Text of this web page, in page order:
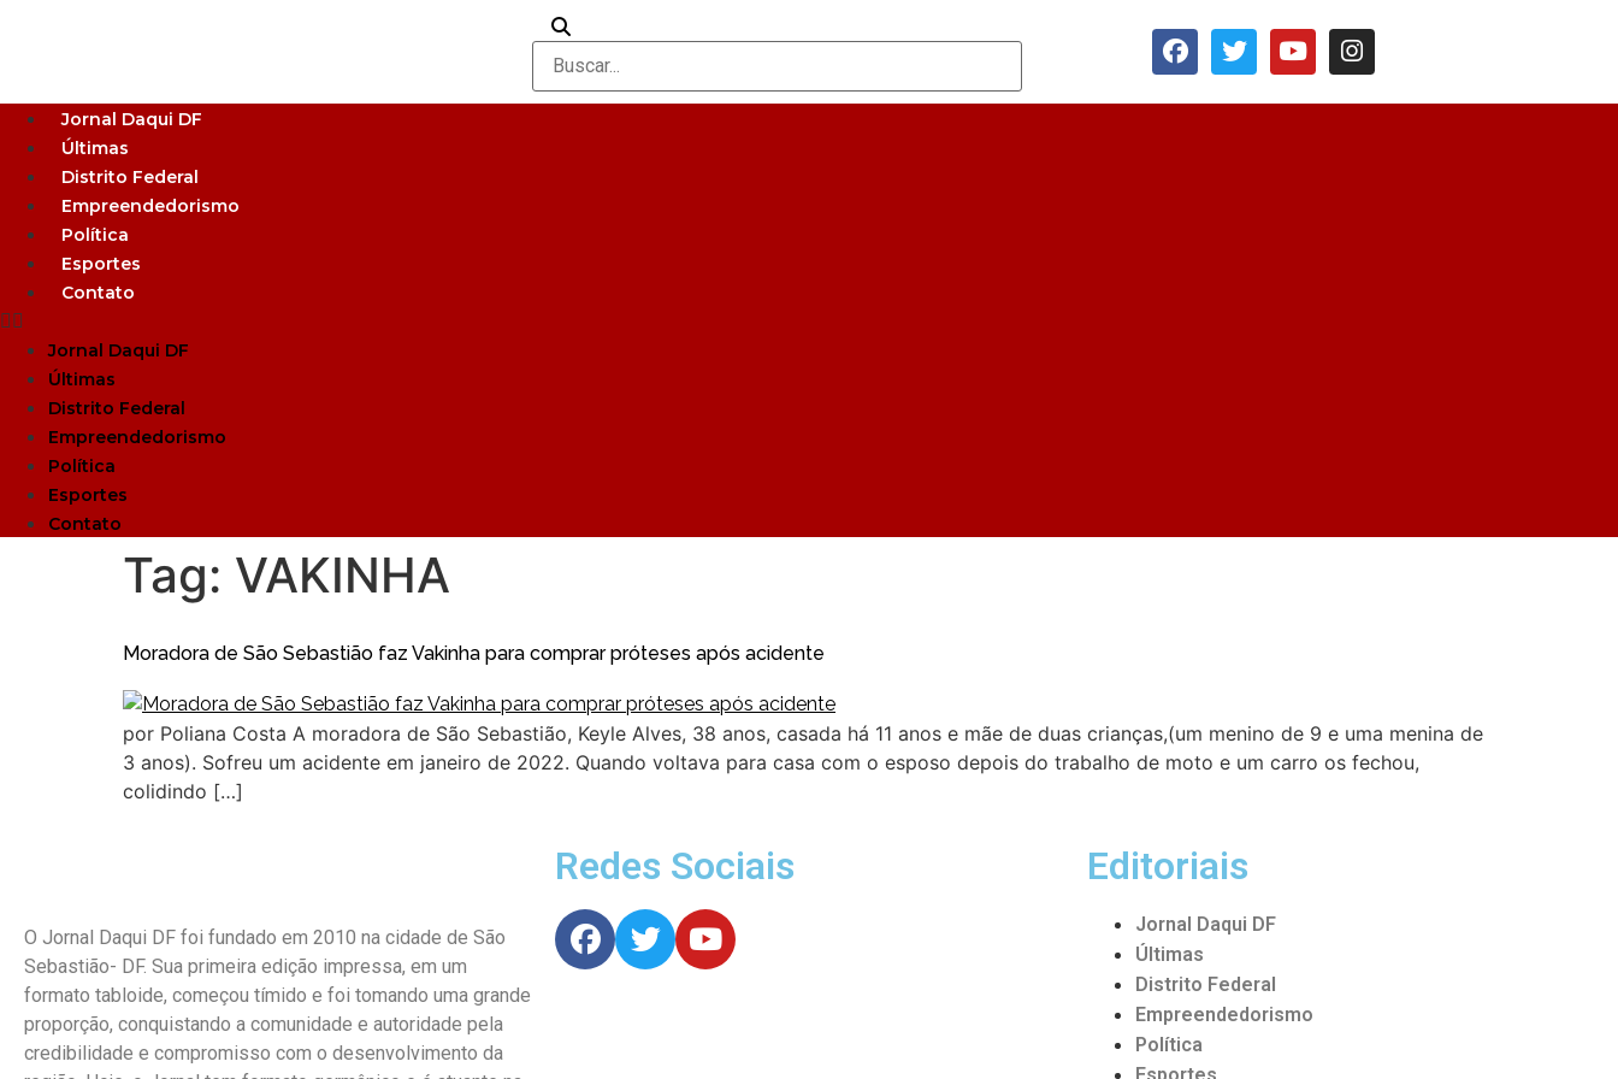
Jornal Daqui DF
Últimas
Distrito Federal
Empreendedorismo
Política
Esportes
Contato
Jornal Daqui DF
Últimas
Distrito Federal
Empreendedorismo
Política
Esportes
Contato
Tag: VAKINHA
Moradora de São Sebastião faz Vakinha para comprar próteses após acidente
por Poliana Costa A moradora de São Sebastião, Keyle Alves, 38 anos, casada há 11 anos e mãe de duas crianças,(um menino de 9 e uma menina de
3 anos). Sofreu um acidente em janeiro de 2022. Quando voltava para casa com o esposo depois do trabalho de moto e um carro os fechou,
colidindo […]
O Jornal Daqui DF foi fundado em 2010 na cidade de São
Sebastião- DF. Sua primeira edição impressa, em um
formato tabloide, começou tímido e foi tomando uma grande
proporção, conquistando a comunidade e autoridade pela
credibilidade e compromisso com o desenvolvimento da
Redes Sociais Editoriais
Jornal Daqui DF
Últimas
Distrito Federal
Empreendedorismo
Política